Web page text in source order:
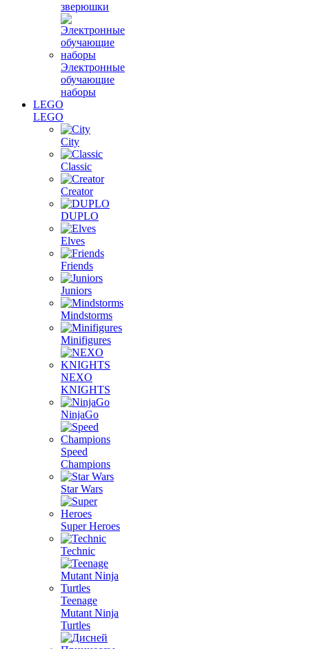
зверюшки
Электронные
обучающие
наборы
LEGO
LEGO
City
Classic
Creator
DUPLO
Elves
Friends
Juniors
Mindstorms
Minifigures
NEXO
KNIGHTS
NinjaGo
Speed
Champions
Star Wars
Super Heroes
Technic
Teenage
Mutant Ninja
Turtles